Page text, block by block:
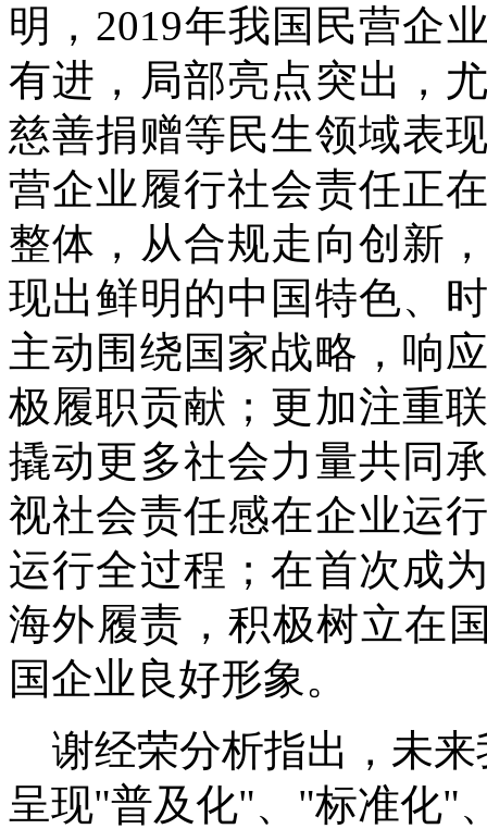
明，2019年我国民营企
有进，局部亮点突出，
慈善捐赠等民生领域表
营企业履行社会责任正
整体，从合规走向创新
现出鲜明的中国特色、
主动围绕国家战略，响
极履职贡献；更加注重
撬动更多社会力量共同
视社会责任感在企业运
运行全过程；在首次成
海外履责，积极树立在
国企业良好形象。
谢经荣分析指出，未来
呈现"普及化"、"标准化"